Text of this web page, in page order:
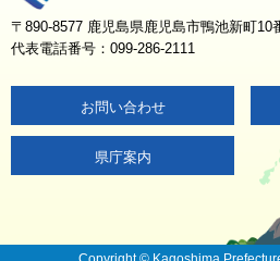
〒890-8577 鹿児島県鹿児島市鴨池新町10
代表電話番号：099-286-2111
お問い合わせ
県庁案内